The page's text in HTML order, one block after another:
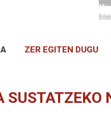
ZER EGITEN DUGU
SUSTATZEKO